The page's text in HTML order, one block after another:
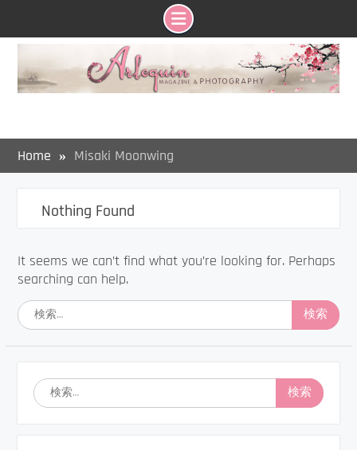
Skip
content
Home Misaki Moonwing
Nothing Found
It seems we can’t find what you’re looking for. Perhaps
searching can help.
検
索:
検
索: